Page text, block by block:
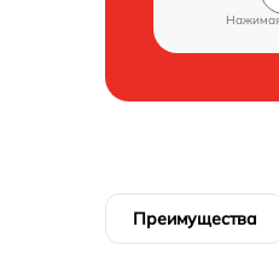
Преимущества